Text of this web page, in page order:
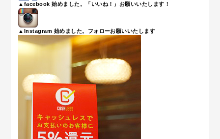
▲facebook 始めました。「いいね！」お願いいたします！
▲Instagram 始めました。フォローお願いいたします